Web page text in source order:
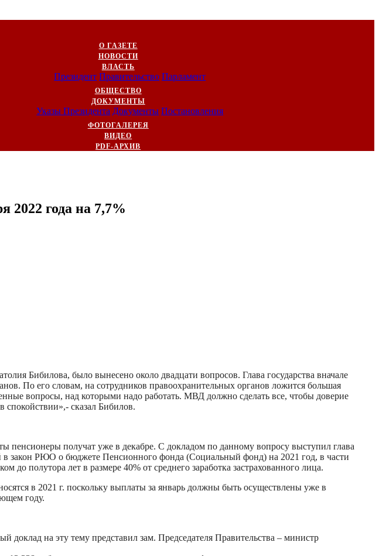
О ГАЗЕТЕ
НОВОСТИ
ВЛАСТЬ
Президент Правительство Парламент
ОБЩЕСТВО
ДОКУМЕНТЫ
Указы Президента Документы Постановления
ФОТОГАЛЕРЕЯ
ВИДЕО
PDF-АРХИВ
2022 года на 7,7%
Бибилова, было вынесено около двадцати вопросов. Глава государства вначале
По его словам, на сотрудников правоохранительных органов ложится большая
вопросы, над которыми надо работать. МВД должно сделать все, чтобы доверие
спокойствии»,- сказал Бибилов.
получат уже в декабре. С докладом по данному вопросу выступил глава
закон РЮО о бюджете Пенсионного фонда (Социальный фонд) на 2021 год, в части
до полутора лет в размере 40% от среднего заработка застрахованного лица.
в 2021 г. поскольку выплаты за январь должны быть осуществлены уже в
году.
на эту тему представил зам. Председателя Правительства – министр